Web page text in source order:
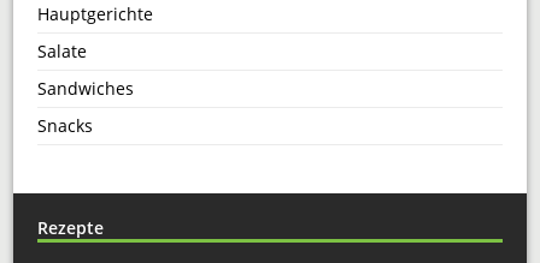
Hauptgerichte
Salate
Sandwiches
Snacks
Rezepte